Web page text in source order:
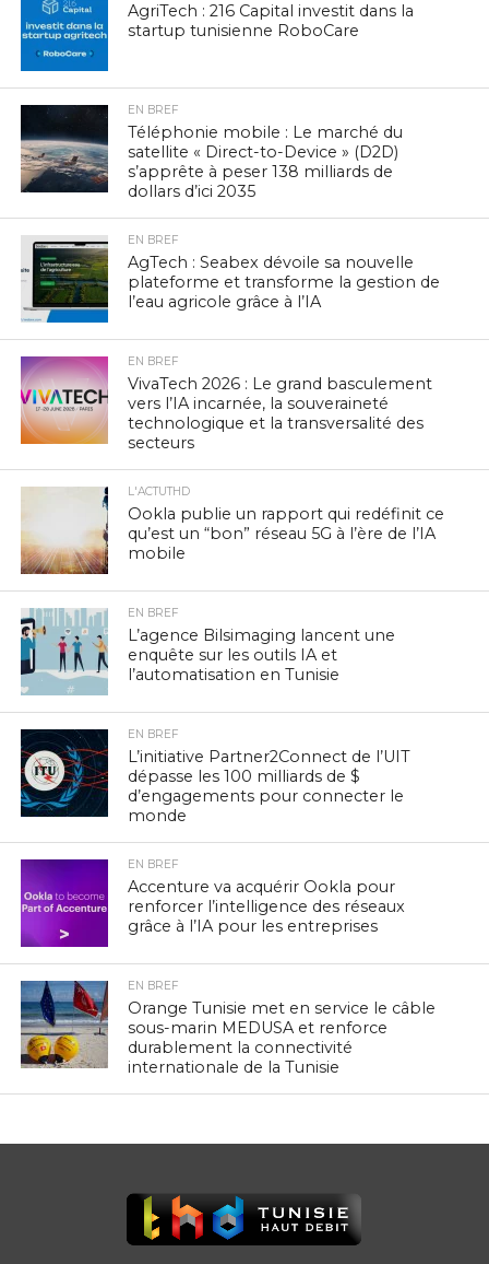
AgriTech : 216 Capital investit dans la
startup tunisienne RoboCare
EN BREF
Téléphonie mobile : Le marché du
satellite « Direct-to-Device » (D2D)
s’apprête à peser 138 milliards de
dollars d’ici 2035
EN BREF
AgTech : Seabex dévoile sa nouvelle
plateforme et transforme la gestion de
l’eau agricole grâce à l’IA
EN BREF
VivaTech 2026 : Le grand basculement
vers l’IA incarnée, la souveraineté
technologique et la transversalité des
secteurs
L'ACTUTHD
Ookla publie un rapport qui redéfinit ce
qu’est un “bon” réseau 5G à l’ère de l’IA
mobile
EN BREF
L’agence Bilsimaging lancent une
enquête sur les outils IA et
l’automatisation en Tunisie
EN BREF
L’initiative Partner2Connect de l’UIT
dépasse les 100 milliards de $
d’engagements pour connecter le
monde
EN BREF
Accenture va acquérir Ookla pour
renforcer l’intelligence des réseaux
grâce à l’IA pour les entreprises
EN BREF
Orange Tunisie met en service le câble
sous-marin MEDUSA et renforce
durablement la connectivité
internationale de la Tunisie